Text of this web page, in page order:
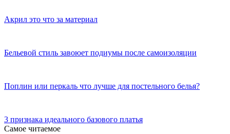
Акрил это что за материал
Бельевой стиль завоюет подиумы после самоизоляции
Поплин или перкаль что лучше для постельного белья?
3 признака идеального базового платья
Самое читаемое